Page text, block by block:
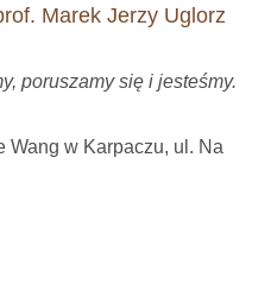
Marek Jerzy Uglorz
poruszamy się i jesteśmy.
Wang w Karpaczu, ul. Na